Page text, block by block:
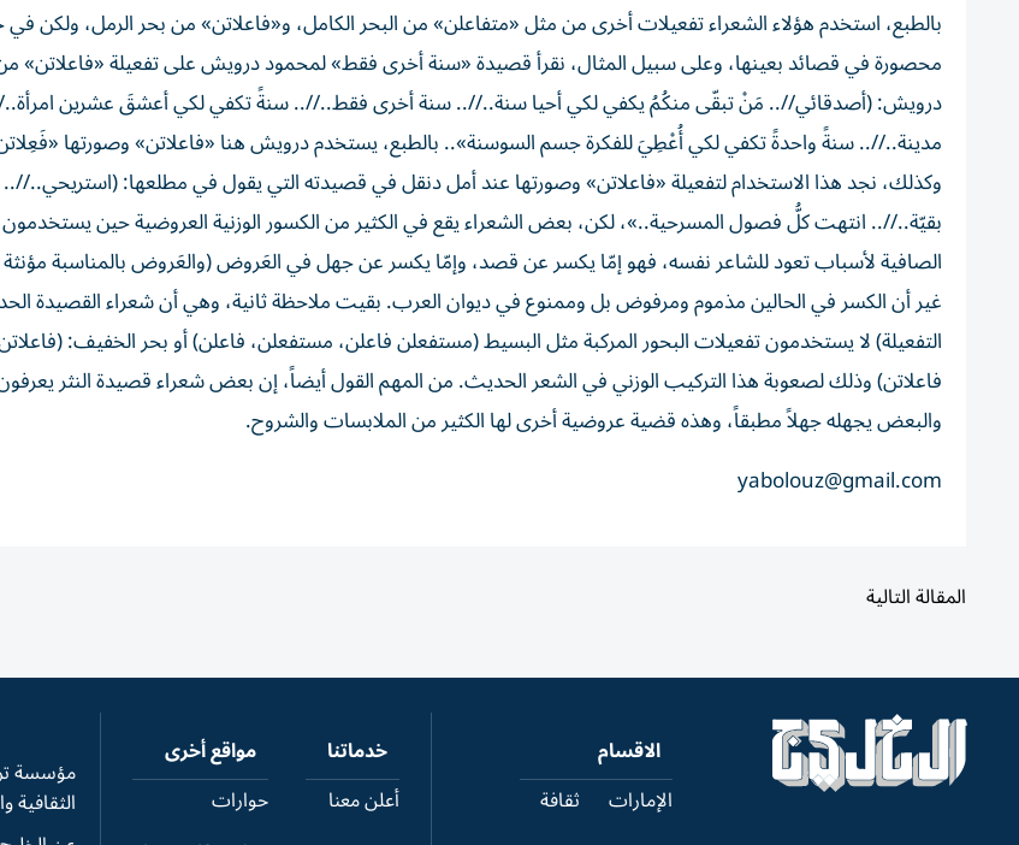
بالطبع، استخدم هؤلاء الشعراء تفعيلات أخرى من مثل «متفاعلن» من البحر الكامل، و«فاعلاتن» من بحر الرمل، ولكن
محصورة في قصائد بعينها، وعلى سبيل المثال، نقرأ قصيدة «سنة أخرى فقط» لمحمود درويش على تفعيلة «فاعلاتن»
درويش: (أصدقائي//.. مَنْ تبقّى منكُمُ يكفي لكي أحيا سنة..//.. سنة أخرى فقط..//.. سنةً تكفي لكي أعشقَ عشرين
مدينة..//.. سنةً واحدةً تكفي لكي أُعْطِيَ للفكرة جسم السوسنة».. بالطبع، يستخدم درويش هنا «فاعلاتن» وصورتها
وكذلك، نجد هذا الاستخدام لتفعيلة «فاعلاتن» وصورتها عند أمل دنقل في قصيدته التي يقول في مطلعها: (استريحي..//
بقيّة..//.. انتهت كلُّ فصول المسرحية..»، لكن، بعض الشعراء يقع في الكثير من الكسور الوزنية العروضية حين
الصافية لأسباب تعود للشاعر نفسه، فهو إمّا يكسر عن قصد، وإمّا يكسر عن جهل في العَروض (والعَروض بالمناسبة
غير أن الكسر في الحالين مذموم ومرفوض بل وممنوع في ديوان العرب. بقيت ملاحظة ثانية، وهي أن شعراء القصيدة
التفعيلة) لا يستخدمون تفعيلات البحور المركبة مثل البسيط (مستفعلن فاعلن، مستفعلن، فاعلن) أو بحر الخفيف:
فاعلاتن) وذلك لصعوبة هذا التركيب الوزني في الشعر الحديث. من المهم القول أيضاً، إن بعض شعراء قصيدة النثر
والبعض يجهله جهلاً مطبقاً، وهذه قضية عروضية أخرى لها الكثير من الملابسات والشروح.
yabolouz@gmail.com
المقالة التالية
الاقسام
الإمارات
ثقافة
خدماتنا
أعلن معنا
مواقع أخرى
حوارات
مؤسسة
الثقافية